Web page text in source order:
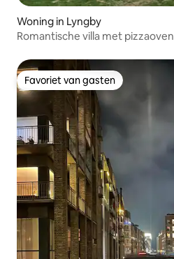
Woning in Lyngby
Romantische villa met pizzaoven
Favoriet van gasten
Favoriet van gasten